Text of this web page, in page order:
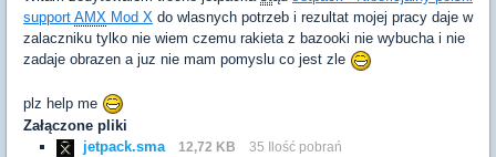
support AMX Mod X do wlasnych potrzeb i rezultat mojej pracy daje w
zalaczniku tylko nie wiem czemu rakieta z bazooki nie wybucha i nie
zadaje obrazen a juz nie mam pomyslu co jest zle
plz help me
Załączone pliki
jetpack.sma
12,72 KB 35 Ilość pobrań